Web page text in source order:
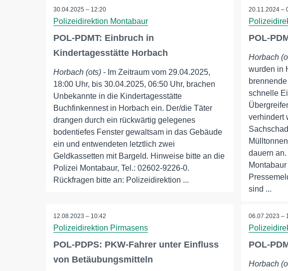
30.04.2025 – 12:20
Polizeidirektion Montabaur
POL-PDMT: Einbruch in
Kindertagesstätte Horbach
Horbach (ots) - Im Zeitraum vom 29.04.2025,
18:00 Uhr, bis 30.04.2025, 06:50 Uhr, brachen
Unbekannte in die Kindertagesstätte
Buchfinkennest in Horbach ein. Der/die Täter
drangen durch ein rückwärtig gelegenes
bodentiefes Fenster gewaltsam in das Gebäude
ein und entwendeten letztlich zwei
Geldkassetten mit Bargeld. Hinweise bitte an die
Polizei Montabaur, Tel.: 02602-9226-0.
Rückfragen bitte an: Polizeidirektion ...
20.11.2024 –
POL-
Horbach
wurden in
schnelle
verhindert
dauern
sind ...
12.08.2023 – 10:42
Polizeidirektion Pirmasens
POL-PDPS: PKW-Fahrer unter Einfluss
von Betäubungsmitteln
06.07.2023 –
POL-
Horbach